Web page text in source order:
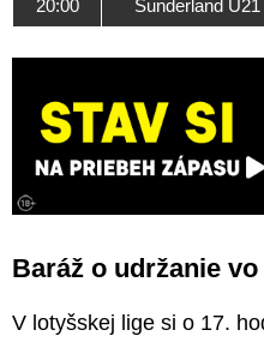
20:00 Sunderland
Baráž o udržanie
V lotyšskej lige si o 17.